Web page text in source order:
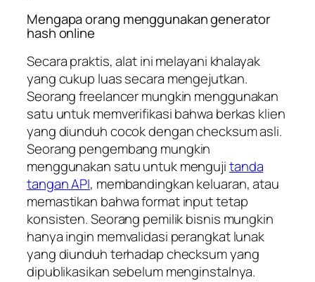
Mengapa orang menggunakan generator
hash online
Secara praktis, alat ini melayani khalayak
yang cukup luas secara mengejutkan.
Seorang freelancer mungkin menggunakan
satu untuk memverifikasi bahwa berkas klien
yang diunduh cocok dengan checksum asli.
Seorang pengembang mungkin
menggunakan satu untuk mengujitanda
tangan API, membandingkan keluaran, atau
memastikan bahwa format input tetap
konsisten. Seorang pemilik bisnis mungkin
hanya ingin memvalidasi perangkat lunak
yang diunduh terhadap checksum yang
dipublikasikan sebelum menginstalnya.